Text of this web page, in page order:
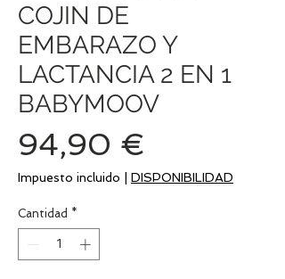
COJIN DE
EMBARAZO Y
LACTANCIA 2 EN 1
BABYMOOV
94,90 €
Impuesto incluido DISPONIBILIDAD
Cantidad *